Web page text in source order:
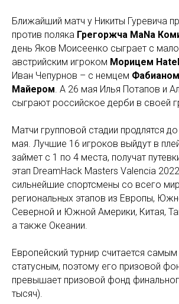
Ближайший матч у Никиты Гуревича
против поляка Грегоржча MaNa
день Яков Моисеенко сыграет с
австрийским игроком Морицем
Иван Чепурнов – с немцем Фабианом
Майером . А 26 мая Илья Потапов и
сыграют российское дерби в своей
Матчи групповой стадии продлятся
мая. Лучшие 16 игроков выйдут в
займет с 1 по 4 места, получат
этап DreamHack Masters Valencia
сильнейшие спортсмены со всего
региональных этапов из Европы,
Северной и Южной Америки, Китая,
а также Океании.
Европейский турнир считается
статусным, поэтому его призовой
превышает призовой фонд
тысяч).